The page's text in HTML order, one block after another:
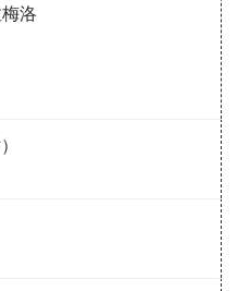
洛